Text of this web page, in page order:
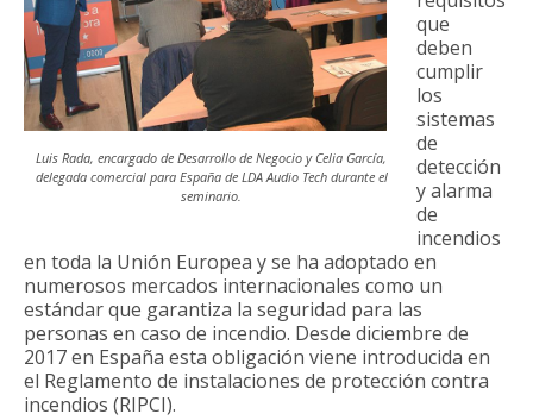
Luis Rada, encargado de Desarrollo de Negocio y Celia García,
delegada comercial para España de LDA Audio Tech durante el
seminario.
que
deben
cumplir
los
sistemas
de
detección
y alarma
de
incendios
en toda la Unión Europea y se ha adoptado en
numerosos mercados internacionales como un
estándar que garantiza la seguridad para las
personas en caso de incendio. Desde diciembre de
2017 en España esta obligación viene introducida en
el Reglamento de instalaciones de protección contra
incendios (RIPCI).